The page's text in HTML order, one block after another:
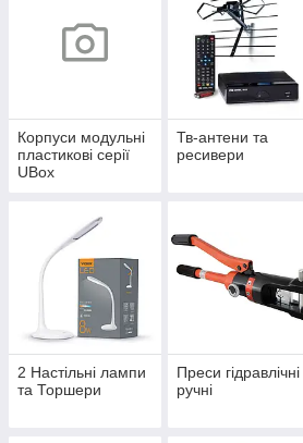
Корпуси модульні
пластикові серії
UBox
Тв-антени та
ресивери
2 Настільні лампи
та Торшери
Преси гідравлічні
ручні